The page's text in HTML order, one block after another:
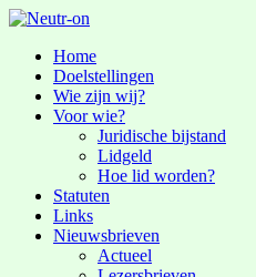
Home
Doelstellingen
Wie zijn wij?
Voor wie?
Juridische bijstand
Lidgeld
Hoe lid worden?
Statuten
Links
Nieuwsbrieven
Actueel